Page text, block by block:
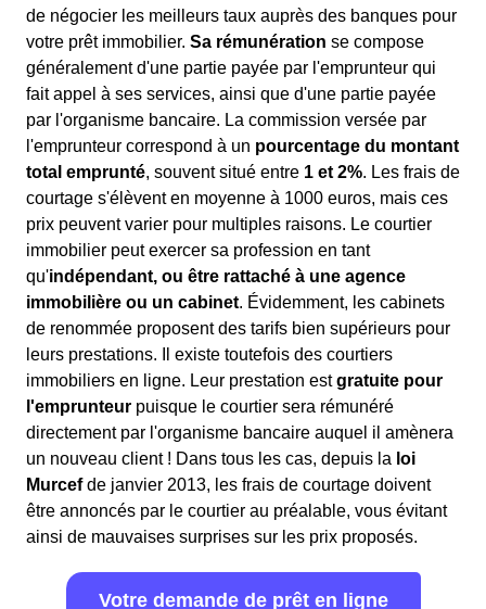
de négocier les meilleurs taux auprès des banques pour
votre prêt immobilier. Sa rémunération se compose
généralement d'une partie payée par l'emprunteur qui
fait appel à ses services, ainsi que d'une partie payée
par l'organisme bancaire. La commission versée par
l'emprunteur correspond à un pourcentage du montant
total emprunté, souvent situé entre 1 et 2%. Les frais de
courtage s'élèvent en moyenne à 1000 euros, mais ces
prix peuvent varier pour multiples raisons. Le courtier
immobilier peut exercer sa profession en tant
qu'indépendant, ou être rattaché à une agence
immobilière ou un cabinet. Évidemment, les cabinets
de renommée proposent des tarifs bien supérieurs pour
leurs prestations. Il existe toutefois des courtiers
immobiliers en ligne. Leur prestation estgratuite pour
l'emprunteur puisque le courtier sera rémunéré
directement par l'organisme bancaire auquel il amènera
un nouveau client ! Dans tous les cas, depuis la loi
Murcefde janvier 2013, les frais de courtage doivent
être annoncés par le courtier au préalable, vous évitant
ainsi de mauvaises surprises sur les prix proposés.
Votre demande de prêt en ligne